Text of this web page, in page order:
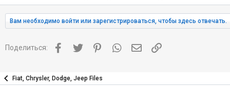
Вам необходимо войти или зарегистрироваться, чтобы здесь отвечать.
Поделиться: Facebook
Twitter PinterestWhatsAppЭлектронная почта
Ссылка
Fiat, Chrysler, Dodge, Jeep Files